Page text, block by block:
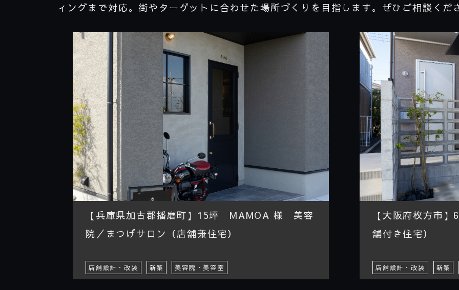
ィングまで対応。街やターゲットに合わせた場所づくりを目指します。ぜひご相談くだ
【兵庫県加古郡播磨町】15坪 MAMOA 様 美容
院／まつげサロン（店舗兼住宅）
店舗設計・改装 新築 美容院・美容室
【大阪府枚方市
舗付き住宅）
店舗設計・改装 新築